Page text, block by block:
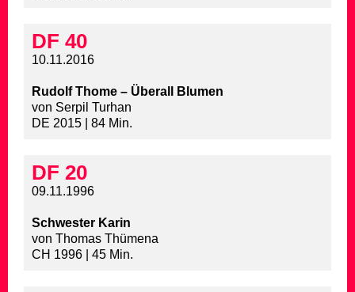
DF 40
10.11.2016
Rudolf Thome – Überall Blumen
von Serpil Turhan
DE 2015 | 84 Min.
DF 20
09.11.1996
Schwester Karin
von Thomas Thümena
CH 1996 | 45 Min.